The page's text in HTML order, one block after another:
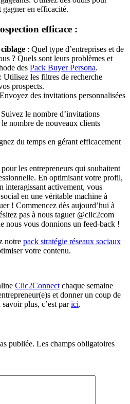
gagner en efficacité.
efficace :
: Quel type d’entreprises et de
? Quels sont leurs problèmes et
des Pack Buyer Persona.
: Utilisez les filtres de recherche
prospects.
des invitations personnalisées
Suivez le nombre d’invitations
le nombre de nouveaux clients
du temps en gérant efficacement
les entrepreneurs qui souhaitent
En optimisant votre profil,
interagissant activement, vous
en une véritable machine à
! Commencez dès aujourd’hui à
pas à nous taguer @clic2com
nous vous donnions un feed-back !
notre pack stratégie réseaux sociaux
votre contenu.
Clic2Connect chaque semaine
et donner un coup de
plus, c’est parici.
publiée. Les champs obligatoires